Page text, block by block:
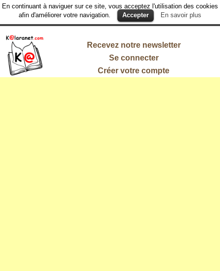
En continuant à naviguer sur ce site, vous acceptez l'utilisation des cookies
afin d'améliorer votre navigation.
Accepter En savoir plus
Recevez notre newsletter
Se connecter
Créer votre compte